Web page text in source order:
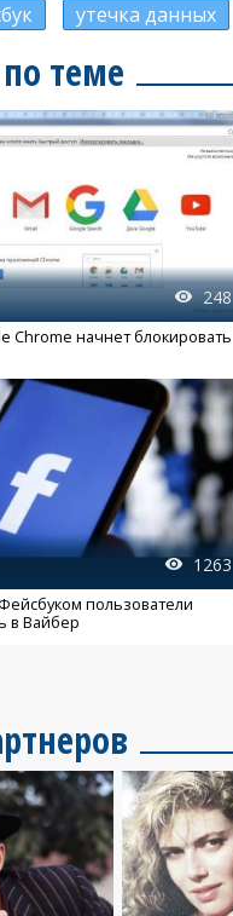
утечка данных
теме
248
Chrome начнет блокировать
1263
пользователи
в Вайбер